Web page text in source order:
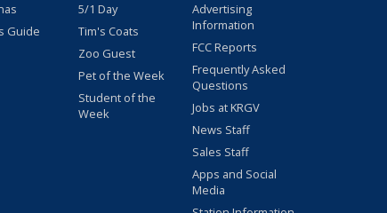
Guide
5/1 Day
Tim's Coats
Zoo Guest
Pet of the Week
Student of the
Week
Advertising
Information
FCC Reports
Frequently Asked
Questions
Jobs at KRGV
News Staff
Sales Staff
Apps and Social
Media